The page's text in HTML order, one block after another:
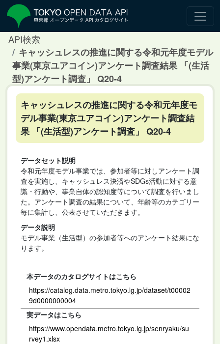
API検索
キャッシュレスの推進に関する令和元年度モデル
事業(東京ユアコイン)アンケート調査結果 「(生活
型)アンケート調査」 Q20-4
キャッシュレスの推進に関する令和元年度モ
デル事業(東京ユアコイン)アンケート調査結
果 「(生活型)アンケート調査」 Q20-4
データセット説明
令和元年度モデル事業では、参加者等に対しアンケート調
査を実施し、キャッシュレス決済やSDGs活動に対する意
識・行動や、事業自体の認知度等について調査を行いまし
た。アンケート調査の結果について、年齢等のカテゴリー
毎に集計し、公表させていただきます。
データ説明
モデル事業（生活型）の参加者等へのアンケート結果にな
ります。
本データのカタログサイトはこちら
https://catalog.data.metro.tokyo.lg.jp/dataset/t00002
9d0000000004
実データはこちら
https://www.opendata.metro.tokyo.lg.jp/senryaku/su
rvey1.xlsx